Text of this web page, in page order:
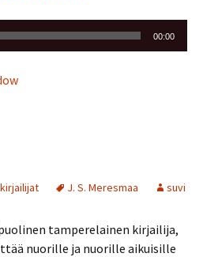
00:00
J. S. Meresmaa suvi
tamperelainen kirjailija,
nuorille ja nuorille aikuisille